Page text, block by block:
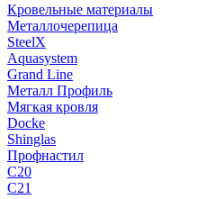
Кровельные материалы
Металлочерепица
SteelX
Aquasystem
Grand Line
Металл Профиль
Мягкая кровля
Docke
Shinglas
Профнастил
C20
C21